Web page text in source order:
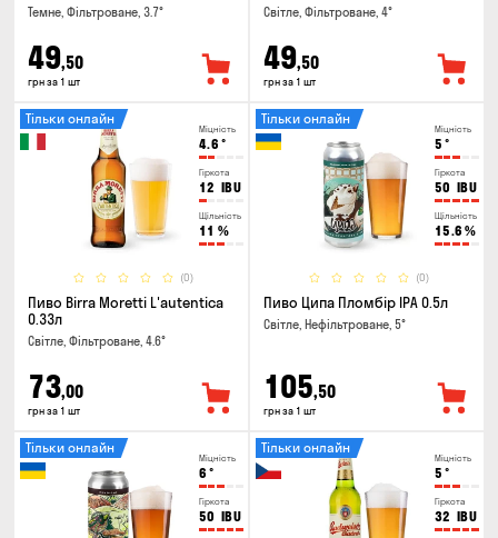
Темне, Фільтроване, 3.7°
49,50
грн за 1 шт
Світле, Фільтроване, 4°
49,50
грн за 1 шт
Міцність
4.6 °
Гіркота
12 IBU
Щільність
11 %
(0)
Тільки онлайн
Пиво Birra Moretti L'autentica
0.33л
Світле, Фільтроване, 4.6°
73,00
грн за 1 шт
Міцність
5 °
Гіркота
50 IBU
Щільність
15.6 %
(0)
Тільки онлайн
Пиво Ципа Пломбір IPA 0.5л
Світле, Нефільтроване, 5°
105,50
грн за 1 шт
Міцність
6 °
Гіркота
50 IBU
Тільки онлайн
Міцність
5 °
Гіркота
32 IBU
Тільки онлайн